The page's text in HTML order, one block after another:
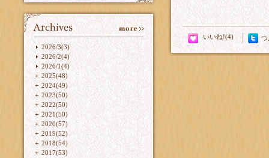
2026/3(3)
2026/2(4)
2026/1(4)
2025(48)
2024(49)
2023(50)
2022(50)
2021(50)
2020(57)
2019(52)
2018(54)
2017(53)
つ